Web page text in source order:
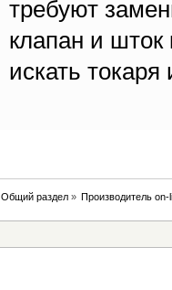
требуют
клапан и
искать
Общий раздел» Производитель on-